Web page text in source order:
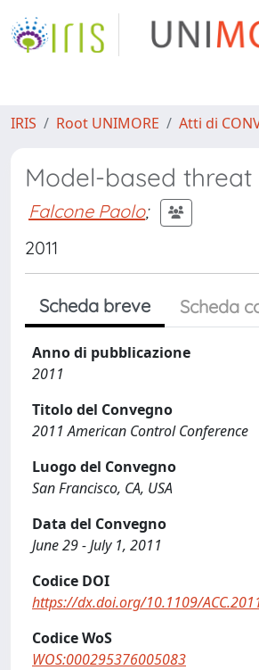
IRIS Root UNIMORE Atti di
Model-based
Falcone Paolo;
2011
Scheda breve Scheda
Anno di pubblicazione
2011
Titolo del Convegno
2011 American Control Conference
Luogo del Convegno
San Francisco, CA, USA
Data del Convegno
June 29 - July 1, 2011
Codice DOI
https://dx.doi.org/10.1109/
Codice WoS
WOS:000295376005083